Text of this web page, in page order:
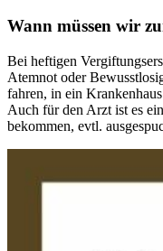
Wann müssen wir
Bei heftigen
Atemnot oder
fahren, in ein
Auch für den Arzt ist es
bekommen, evtl.